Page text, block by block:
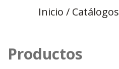
Inicio / Catálogos
Productos